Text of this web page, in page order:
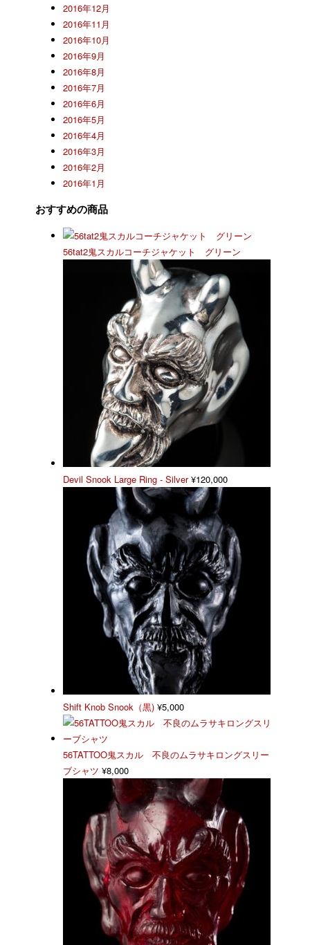
2016年12月
2016年11月
2016年10月
2016年9月
2016年8月
2016年7月
2016年6月
2016年5月
2016年4月
2016年3月
2016年2月
2016年1月
おすすめの商品
56tat2鬼スカルコーチジャケット グリーン
Devil Snook Large Ring - Silver ¥120,000
Shift Knob Snook（黒) ¥5,000
56TATTOO鬼スカル 不良のムラサキロングスリー
ブシャツ ¥8,000